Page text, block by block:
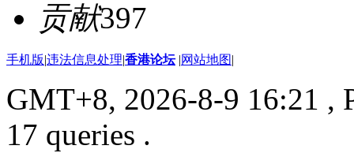
贡献397
手机版|违法信息处理|香港论坛 |网站地图|
GMT+8, 2026-8-9 16:21 ,
17 queries .